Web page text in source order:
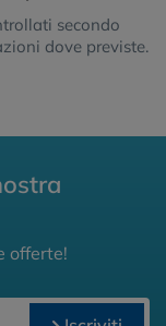
secondo
dove previste.
offerte!